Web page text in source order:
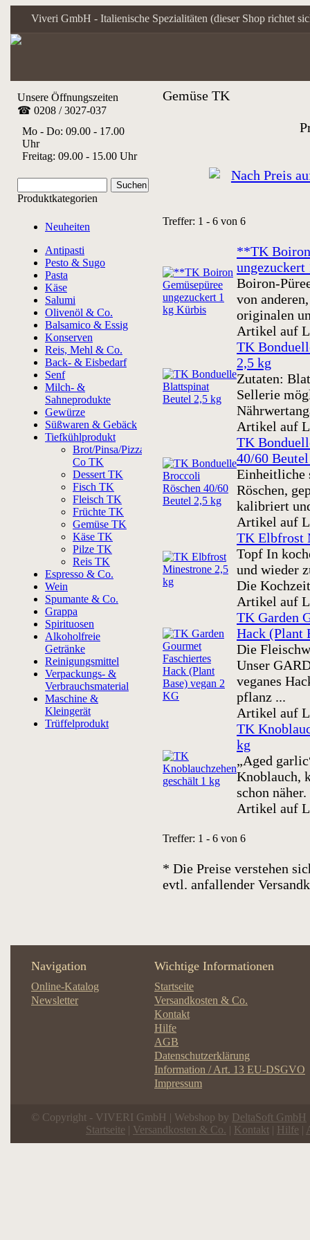
Viveri GmbH - Italienische Spezialitäten (dieser Shop richtet
Unsere Öffnungszeiten
☎ 0208 / 3027-037
Mo - Do: 09.00 - 17.00
Uhr
Freitag: 09.00 - 15.00 Uhr
Produktkategorien
Neuheiten
Antipasti
Pesto & Sugo
Pasta
Käse
Salumi
Olivenöl & Co.
Balsamico & Essig
Konserven
Reis, Mehl & Co.
Back- & Eisbedarf
Senf
Milch- &
Sahneprodukte
Gewürze
Süßwaren & Gebäck
Tiefkühlprodukt
Brot/Pinsa/Pizza&
Co TK
Dessert TK
Fisch TK
Fleisch TK
Früchte TK
Gemüse TK
Käse TK
Pilze TK
Reis TK
Espresso & Co.
Wein
Spumante & Co.
Grappa
Spirituosen
Alkoholfreie
Getränke
Reinigungsmittel
Verpackungs- &
Verbrauchsmaterial
Maschine &
Kleingerät
Trüffelprodukt
Gemüse TK
Treffer: 1 - 6 von 6
**TK Boiron
Boiron-
von
originalen
Artikel auf
TK
2,5 kg
Zutaten:
Sellerie
Artikel auf
TK
40/60
Einheitliche
Röschen,
kalibriert
Artikel auf
TK Elbfrost
Topf In
und wieder
Die
Artikel auf
TK Garden
Hack (Plant
Die
Unser
veganes
pflanz ...
Artikel auf
TK
kg
„Aged
Knoblauch,
schon
Artikel auf
Treffer: 1 - 6 von 6
* Die Preise verstehen
evtl. anfallender
Navigation
Online-Katalog
Newsletter
Wichtige Informationen
Startseite
Versandkosten & Co.
Kontakt
Hilfe
AGB
Datenschutzerklärung
Information / Art. 13 EU-DSGVO
Impressum
© Copyright - VIVERI GmbH | Webshop by DeltaSoft GmbH
Startseite | Versandkosten & Co. | Kontakt | Hilfe |